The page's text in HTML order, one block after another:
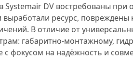
Systemair DV востребованы
ресурс, повреждены
В отличие от
габаритно-монтажному,
фокусом на надёжность и